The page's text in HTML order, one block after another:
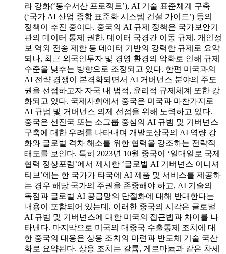
라 강화(‘동수서산 프로젝트’), AI 기술 표준체계 구축
(‘국가 AI 산업 종합 표준화 시스템 건설 가이드’) 등의
정책이 추진 중이다. 중국의 AI 규제 정책은 국가보안기
관의 데이터 통제 권한, 데이터 국경간 이동 규제, 개인정
보 역외 전송 제한 등 데이터 기반의 강력한 규제로 요약
되나, 최근 외국인투자 및 경영 환경의 악화로 인해 규제
수준을 낮추는 방향으로 조정되고 있다. 한편 미국과의
AI 전략 경쟁이 본격화되면서 AI 거버넌스 분야의 주도
권을 선점하고자 자국 내 법적, 윤리적 규제체계 또한 강
화되고 있다. 국제사회에서 중국은 미국과 마찬가지로
AI 규범 및 거버넌스 의제 선점을 위해 노력하고 있다.
중국은 선진국 또는 소그룹 중심의 AI 규범 및 거버넌스
구축에 대한 우려를 나타내며 개발도상국의 AI 역량 강
화와 글로벌 격차 해소를 위한 협력을 강조하는 전략적
태도를 보인다. 특히 2023년 10월 중국이 ‘일대일로 국제
협력 정상포럼’에서 제시한 ‘글로벌 AI 거버넌스 이니셔
티브’에는 한 국가가 타국에 AI 제품 및 서비스를 제공하
는 경우 해당 국가의 주권을 존중해야 하고, AI 기술의
독점과 글로벌 AI 공급망의 단절화에 대해 반대한다는
내용이 포함되어 있는데, 이러한 중국의 시각은 글로벌
AI 규범 및 거버넌스에 대한 미국의 접근법과 차이를 나
타낸다. 마지막으로 미국의 대중국 수출통제 조치에 대
한 중국의 대응은 상응 조치의 마련과 반도체 기술 국산
화로 요약된다. 상응 조치는 갈륨, 게르마늄과 같은 차세